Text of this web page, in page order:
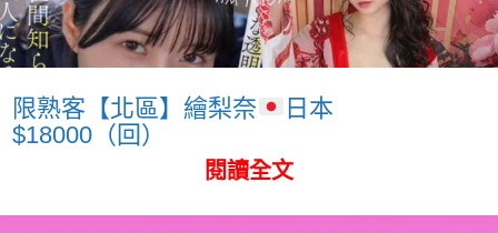
限熟客【北區】繪梨奈
日本
$18000（回）
閱讀全文